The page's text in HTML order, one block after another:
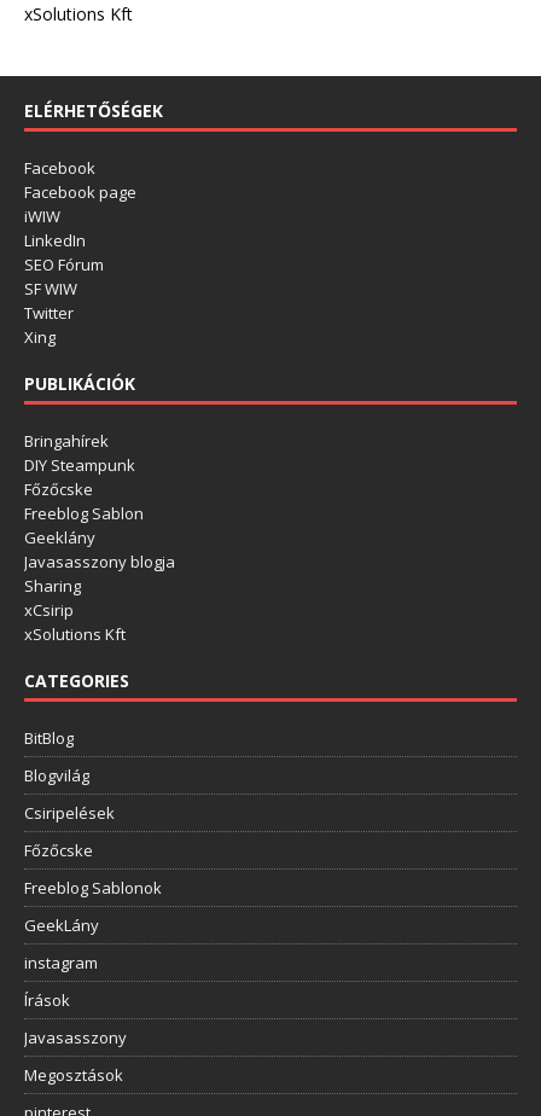
xSolutions Kft
ELÉRHETŐSÉGEK
Facebook
Facebook page
iWIW
LinkedIn
SEO Fórum
SF WIW
Twitter
Xing
PUBLIKÁCIÓK
Bringahírek
DIY Steampunk
Főzőcske
Freeblog Sablon
Geeklány
Javasasszony blogja
Sharing
xCsirip
xSolutions Kft
CATEGORIES
BitBlog
Blogvilág
Csiripelések
Főzőcske
Freeblog Sablonok
GeekLány
instagram
Írások
Javasasszony
Megosztások